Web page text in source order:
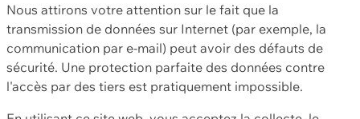
Nous attirons votre attention sur le fait que la
transmission de données sur Internet (par exemple, la
communication par e-mail) peut avoir des défauts de
sécurité. Une protection parfaite des données contre
l'accès par des tiers est pratiquement impossible.